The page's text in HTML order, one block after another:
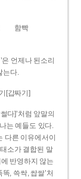
함빡
은 언제나 된소리
는다.
[갑짜기]
다]’처럼 앞말의
는 예들도 있다.
다른 이유에서이
태소가 결합된 말
반영하지 않는
, 쓱싹, 쌉쌀’처